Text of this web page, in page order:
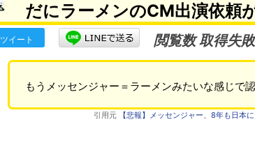
だにラーメンのCM出演依頼
ツイート 閲覧数 取得失敗
もうメッセンジャー＝ラーメンみたいな感じで
引用元 【悲報】メッセンジャー、8年も日本